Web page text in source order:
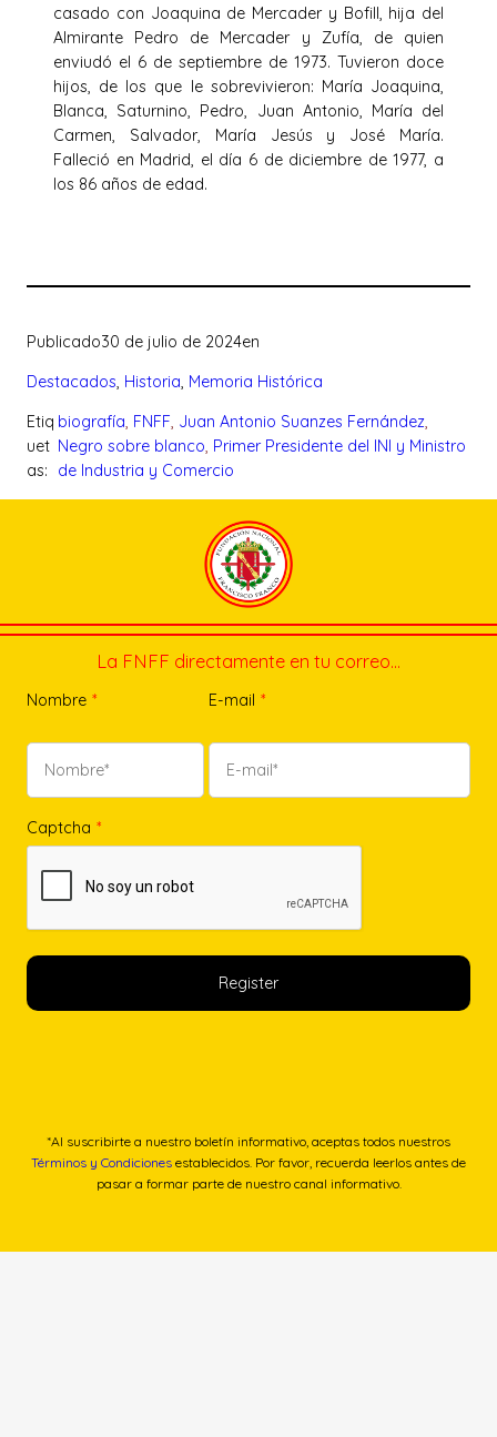
casado con Joaquina de Mercader y Bofill, hija del
Almirante Pedro de Mercader y Zufía, de quien
enviudó el 6 de septiembre de 1973. Tuvieron doce
hijos, de los que le sobrevivieron: María Joaquina,
Blanca, Saturnino, Pedro, Juan Antonio, María del
Carmen, Salvador, María Jesús y José María.
Falleció en Madrid, el día 6 de diciembre de 1977, a
los 86 años de edad.
Publicado30 de julio de 2024en
Destacados, Historia, Memoria Histórica
Etiq
uet
as:
biografía, FNFF, Juan Antonio Suanzes Fernández
Negro sobre blanco, Primer Presidente del INI y Ministro
de Industria y Comercio
La FNFF directamente en tu correo…
Nombre * E-mail *
Captcha *
*Al suscribirte a nuestro boletín informativo, aceptas todos nuestros
Términos y Condiciones establecidos. Por favor, recuerda leerlos antes de
pasar a formar parte de nuestro canal informativo.